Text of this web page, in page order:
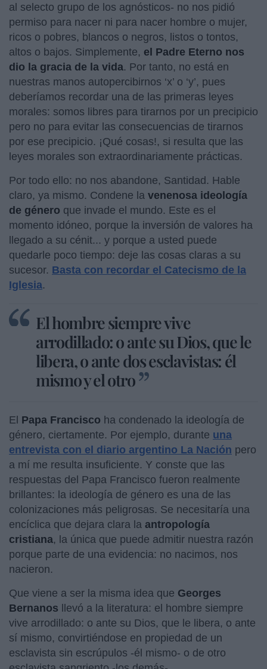
al selecto grupo de los agnósticos- no nos pidió
permiso para nacer ni para nacer hombre o mujer,
ricos o pobres, blancos o negros, listos o tontos,
altos o bajos. Simplemente, el Padre Eterno nos
dio la gracia de la vida. Por tanto, no está en
nuestras manos autopercibirnos ‘x’ o ‘y’, pues
deberíamos recordar una de las primeras leyes
morales: somos libres para tirarnos por un precipicio
pero no para evitar las consecuencias de tirarnos
por ese precipicio. ¡Qué cosas!, si resulta que las
leyes morales son extraordinariamente prácticas.
Por todo ello: no nos abandone, Santidad. Hable
claro, ya mismo. Condene la venenosa ideología
de género que invade el mundo. Este es el
momento idóneo, porque la inversión de valores ha
llegado a su cénit... y porque a usted puede
quedarle poco tiempo: deje las cosas claras a su
sucesor. Basta con recordar el Catecismo de la
Iglesia.
El hombre siempre vive
arrodillado: o ante su Dios, que le
libera, o ante dos esclavistas: él
mismo y el otro
El Papa Francisco ha condenado la ideología de
género, ciertamente. Por ejemplo, durante una
entrevista con el diario argentino La Nación pero
a mí me resulta insuficiente. Y conste que las
respuestas del Papa Francisco fueron realmente
brillantes: la ideología de género es una de las
colonizaciones más peligrosas. Se necesitaría una
encíclica que dejara clara la antropología
cristiana, la única que puede admitir nuestra razón
porque parte de una evidencia: no nacimos, nos
nacieron.
Que viene a ser la misma idea que Georges
Bernanos llevó a la literatura: el hombre siempre
vive arrodillado: o ante su Dios, que le libera, o ante
sí mismo, convirtiéndose en propiedad de un
esclavista sin escrúpulos -él mismo- o de otro